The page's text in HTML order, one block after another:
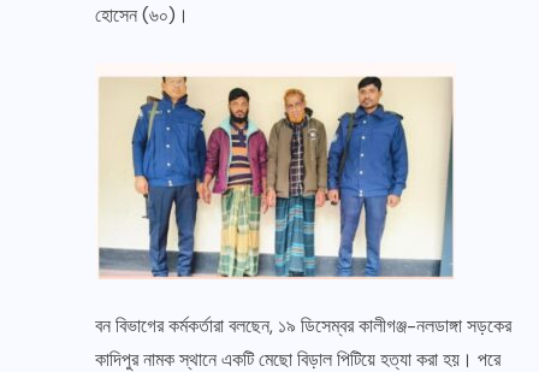
হোসেন (৬০)।
বন বিভাগের কর্মকর্তারা বলছেন, ১৯ ডিসেম্বর কালীগঞ্জ-নলডাঙ্গা সড়কের
কাদিপুর নামক স্থানে একটি মেছো বিড়াল পিটিয়ে হত্যা করা হয়। পরে